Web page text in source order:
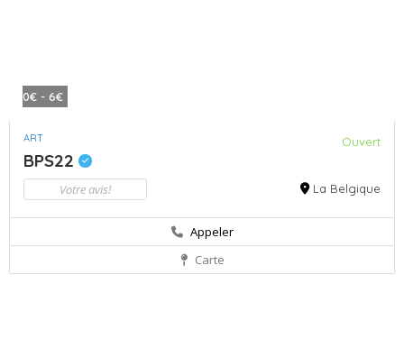
0€ - 6€
ART Ouvert
BPS22
Votre avis! La Belgique
Appeler
Carte